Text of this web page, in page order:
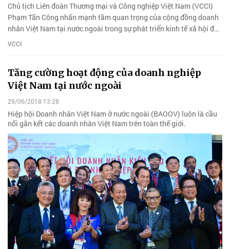
Chủ tịch Liên đoàn Thương mại và Công nghiệp Việt Nam (VCCI)
Phạm Tấn Công nhấn mạnh tầm quan trọng của cộng đồng doanh
nhân Việt Nam tại nước ngoài trong sự phát triển kinh tế xã hội đất
nước.
VCCI
Tăng cường hoạt động của doanh nghiệp
Việt Nam tại nước ngoài
29/06/2018 13:28
Hiệp hội Doanh nhân Việt Nam ở nước ngoài (BAOOV) luôn là cầu
nối gắn kết các doanh nhân Việt Nam trên toàn thế giới.